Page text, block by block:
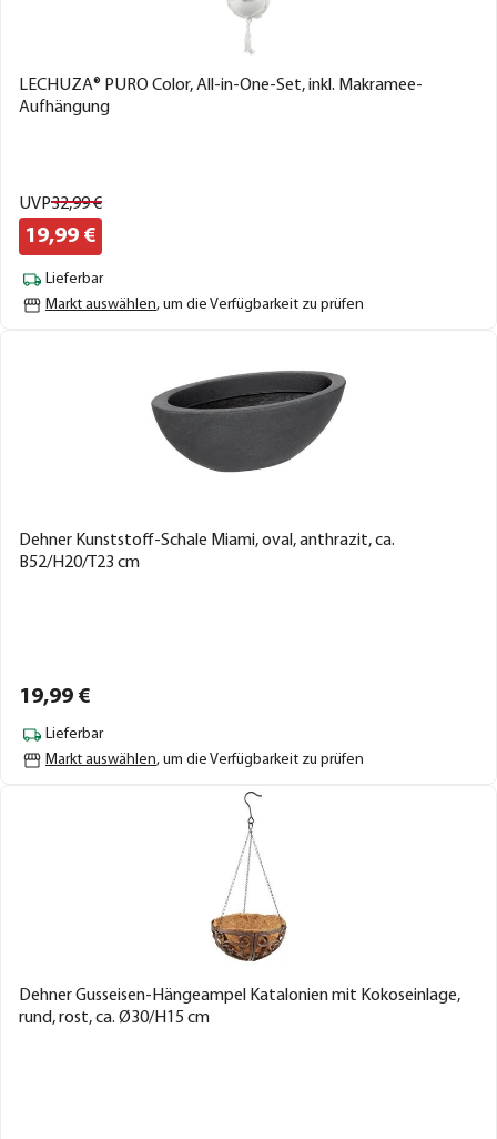
LECHUZA® PURO Color, All-in-One-Set, inkl. Makramee-
Aufhängung
UVP32,99€
19,99 €
Lieferbar
Markt auswählen, um die Verfügbarkeit zu prüfen
Dehner Kunststoff-Schale Miami, oval, anthrazit, ca.
B52/H20/T23 cm
19,99 €
Lieferbar
Markt auswählen, um die Verfügbarkeit zu prüfen
Dehner Gusseisen-Hängeampel Katalonien mit Kokoseinlage,
rund, rost, ca. Ø30/H15 cm